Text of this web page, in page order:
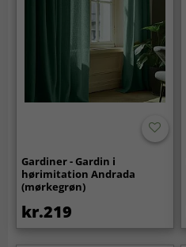
Gardiner - Gardin i
hørimitation Andrada
(mørkegrøn)
kr.219